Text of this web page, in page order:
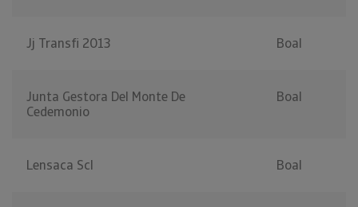
Jj Transfi 2013 Boal
Junta Gestora Del Monte De
Cedemonio
Boal
Lensaca Scl Boal